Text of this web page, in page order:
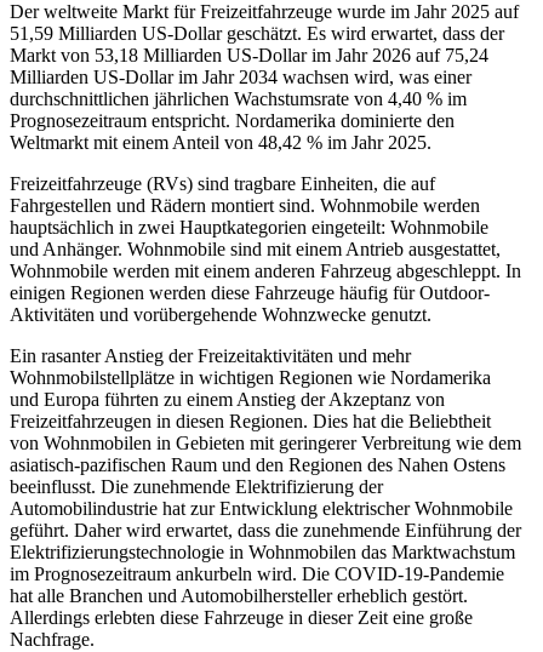
Der weltweite Markt für Freizeitfahrzeuge wurde im Jahr 2025 auf
51,59 Milliarden US-Dollar geschätzt. Es wird erwartet, dass der
Markt von 53,18 Milliarden US-Dollar im Jahr 2026 auf 75,24
Milliarden US-Dollar im Jahr 2034 wachsen wird, was einer
durchschnittlichen jährlichen Wachstumsrate von 4,40 % im
Prognosezeitraum entspricht. Nordamerika dominierte den
Weltmarkt mit einem Anteil von 48,42 % im Jahr 2025.
Freizeitfahrzeuge (RVs) sind tragbare Einheiten, die auf
Fahrgestellen und Rädern montiert sind. Wohnmobile werden
hauptsächlich in zwei Hauptkategorien eingeteilt: Wohnmobile
und Anhänger. Wohnmobile sind mit einem Antrieb ausgestattet,
Wohnmobile werden mit einem anderen Fahrzeug abgeschleppt. In
einigen Regionen werden diese Fahrzeuge häufig für Outdoor-
Aktivitäten und vorübergehende Wohnzwecke genutzt.
Ein rasanter Anstieg der Freizeitaktivitäten und mehr
Wohnmobilstellplätze in wichtigen Regionen wie Nordamerika
und Europa führten zu einem Anstieg der Akzeptanz von
Freizeitfahrzeugen in diesen Regionen. Dies hat die Beliebtheit
von Wohnmobilen in Gebieten mit geringerer Verbreitung wie dem
asiatisch-pazifischen Raum und den Regionen des Nahen Ostens
beeinflusst. Die zunehmende Elektrifizierung der
Automobilindustrie hat zur Entwicklung elektrischer Wohnmobile
geführt. Daher wird erwartet, dass die zunehmende Einführung der
Elektrifizierungstechnologie in Wohnmobilen das Marktwachstum
im Prognosezeitraum ankurbeln wird. Die COVID-19-Pandemie
hat alle Branchen und Automobilhersteller erheblich gestört.
Allerdings erlebten diese Fahrzeuge in dieser Zeit eine große
Nachfrage.